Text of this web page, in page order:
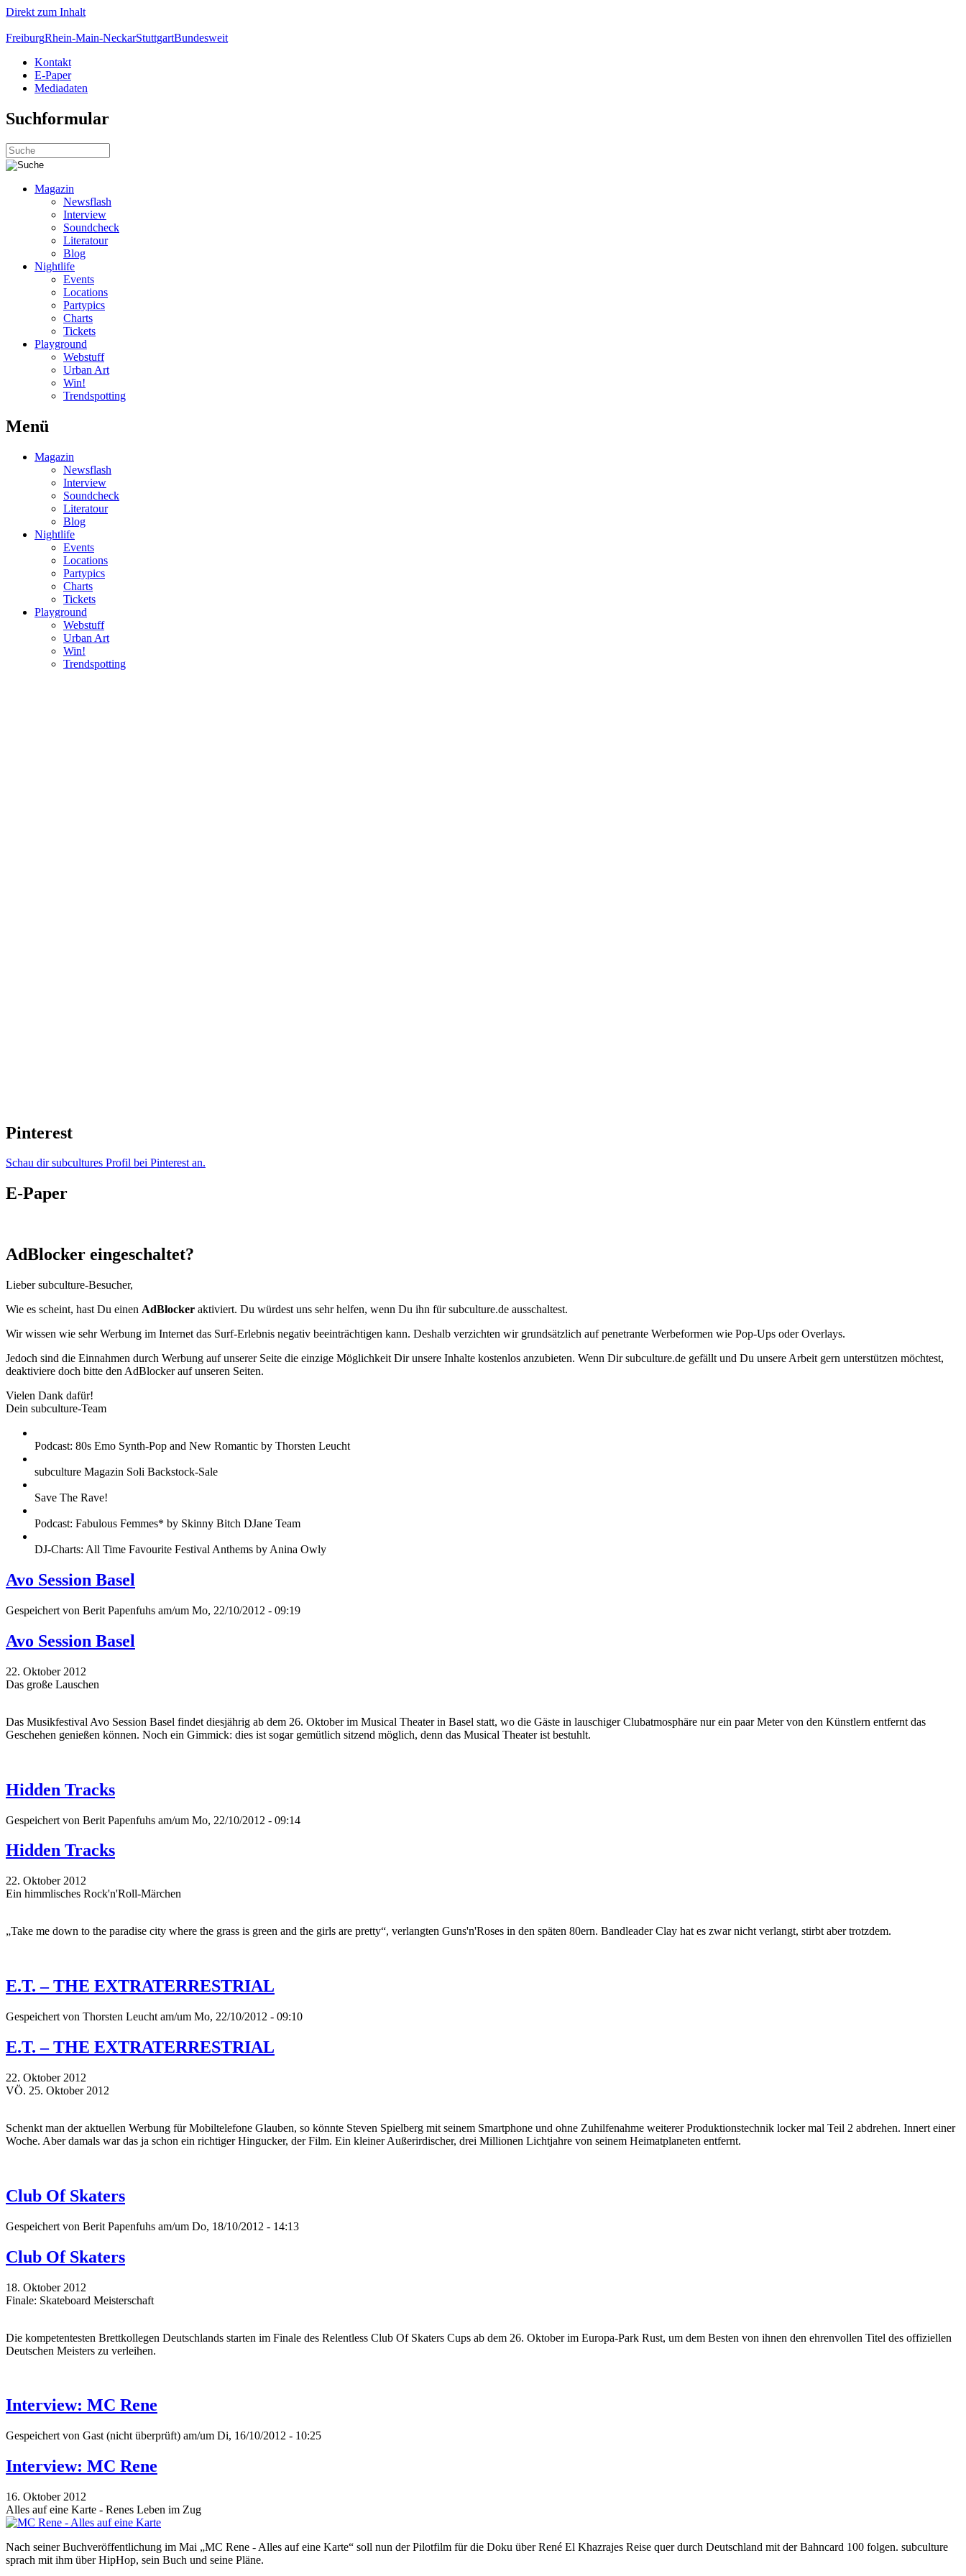
Direkt zum Inhalt
FreiburgRhein-Main-NeckarStuttgartBundesweit
Kontakt
E-Paper
Mediadaten
Suchformular
Magazin
Newsflash
Interview
Soundcheck
Literatour
Blog
Nightlife
Events
Locations
Partypics
Charts
Tickets
Playground
Webstuff
Urban Art
Win!
Trendspotting
Menü
Magazin
Newsflash
Interview
Soundcheck
Literatour
Blog
Nightlife
Events
Locations
Partypics
Charts
Tickets
Playground
Webstuff
Urban Art
Win!
Trendspotting
Pinterest
Schau dir subcultures Profil bei Pinterest an.
E-Paper
AdBlocker eingeschaltet?
Lieber subculture-Besucher,
Wie es scheint, hast Du einen AdBlocker aktiviert. Du würdest uns sehr helfen, wenn Du ihn für subculture.de ausschaltest.
Wir wissen wie sehr Werbung im Internet das Surf-Erlebnis negativ beeinträchtigen kann. Deshalb verzichten wir grundsätzlich auf penetrante Werbeformen wie Pop-Ups oder Overlays.
Jedoch sind die Einnahmen durch Werbung auf unserer Seite die einzige Möglichkeit Dir unsere Inhalte kostenlos anzubieten. Wenn Dir subculture.de gefällt und Du unsere Arbeit gern unterstützen möchtest,
deaktiviere doch bitte den AdBlocker auf unseren Seiten.
Vielen Dank dafür!
Dein subculture-Team
Podcast: 80s Emo Synth-Pop and New Romantic by Thorsten Leucht
subculture Magazin Soli Backstock-Sale
Save The Rave!
Podcast: Fabulous Femmes* by Skinny Bitch DJane Team
DJ-Charts: All Time Favourite Festival Anthems by Anina Owly
Avo Session Basel
Gespeichert von Berit Papenfuhs am/um Mo, 22/10/2012 - 09:19
Avo Session Basel
22. Oktober 2012
Das große Lauschen
Das Musikfestival Avo Session Basel findet diesjährig ab dem 26. Oktober im Musical Theater in Basel statt, wo die Gäste in lauschiger Clubatmosphäre nur ein paar Meter von den Künstlern entfernt das
Geschehen genießen können. Noch ein Gimmick: dies ist sogar gemütlich sitzend möglich, denn das Musical Theater ist bestuhlt.
Hidden Tracks
Gespeichert von Berit Papenfuhs am/um Mo, 22/10/2012 - 09:14
Hidden Tracks
22. Oktober 2012
Ein himmlisches Rock'n'Roll-Märchen
„Take me down to the paradise city where the grass is green and the girls are pretty“, verlangten Guns'n'Roses in den späten 80ern. Bandleader Clay hat es zwar nicht verlangt, stirbt aber trotzdem.
E.T. – THE EXTRATERRESTRIAL
Gespeichert von Thorsten Leucht am/um Mo, 22/10/2012 - 09:10
E.T. – THE EXTRATERRESTRIAL
22. Oktober 2012
VÖ. 25. Oktober 2012
Schenkt man der aktuellen Werbung für Mobiltelefone Glauben, so könnte Steven Spielberg mit seinem Smartphone und ohne Zuhilfenahme weiterer Produktionstechnik locker mal Teil 2 abdrehen. Innert einer
Woche. Aber damals war das ja schon ein richtiger Hingucker, der Film. Ein kleiner Außerirdischer, drei Millionen Lichtjahre von seinem Heimatplaneten entfernt.
Club Of Skaters
Gespeichert von Berit Papenfuhs am/um Do, 18/10/2012 - 14:13
Club Of Skaters
18. Oktober 2012
Finale: Skateboard Meisterschaft
Die kompetentesten Brettkollegen Deutschlands starten im Finale des Relentless Club Of Skaters Cups ab dem 26. Oktober im Europa-Park Rust, um dem Besten von ihnen den ehrenvollen Titel des offiziellen
Deutschen Meisters zu verleihen.
Interview: MC Rene
Gespeichert von Gast (nicht überprüft) am/um Di, 16/10/2012 - 10:25
Interview: MC Rene
16. Oktober 2012
Alles auf eine Karte - Renes Leben im Zug
Nach seiner Buchveröffentlichung im Mai „MC Rene - Alles auf eine Karte“ soll nun der Pilotfilm für die Doku über René El Khazrajes Reise quer durch Deutschland mit der Bahncard 100 folgen. subculture
sprach mit ihm über HipHop, sein Buch und seine Pläne.